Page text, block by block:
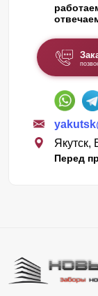
Якутск,
Перед